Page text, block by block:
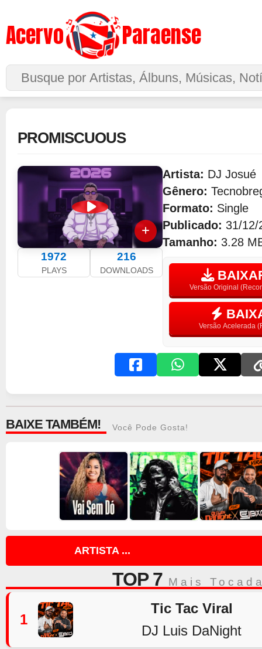
Acervo Paraense
Buscar no Site
PROMISCUOUS
1972
PLAYS
216
DOWNLOADS
Artista: DJ Josué
Gênero:
Formato: Single
Publicado: 31/12/
Tamanho: 3.28
Versão Original
Versão Acelerada
BAIXE TAMBÉM! Você Pode Gosta!
ARTISTA ...
TOP 7 Mais
1
Tic Tac Viral
DJ Luis DaNight